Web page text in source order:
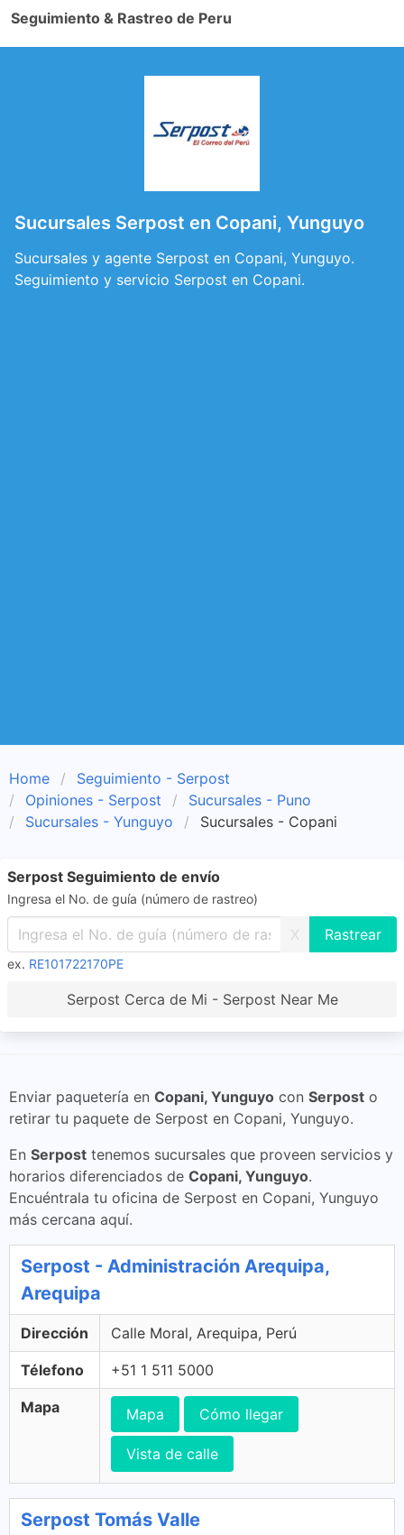
Seguimiento & Rastreo de Peru
Sucursales Serpost en Copani, Yunguyo
Sucursales y agente Serpost en Copani, Yunguyo.
Seguimiento y servicio Serpost en Copani.
Home
Seguimiento - Serpost
Opiniones - Serpost
Sucursales - Puno
Sucursales - Yunguyo
Sucursales - Copani
Serpost Seguimiento de envío
Ingresa el No. de guía (número de rastreo)
X
ex. RE101722170PE
Serpost Cerca de Mi - Serpost Near Me
Enviar paquetería en Copani, Yunguyo con Serpost o
retirar tu paquete de Serpost en Copani, Yunguyo.
En Serpost tenemos sucursales que proveen servicios y
horarios diferenciados de Copani, Yunguyo.
Encuéntrala tu oficina de Serpost en Copani, Yunguyo
más cercana aquí.
Serpost - Administración Arequipa,
Arequipa
Dirección Calle Moral, Arequipa, Perú
Télefono +51 1 511 5000
Mapa Mapa Cómo llegar
Vista de calle
Serpost Tomás Valle